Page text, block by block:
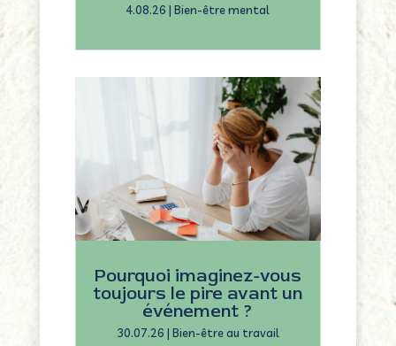
4.08.26 |Bien-être mental
Pourquoi imaginez-vous
toujours le pire avant un
événement ?
30.07.26 | Bien-être au travail